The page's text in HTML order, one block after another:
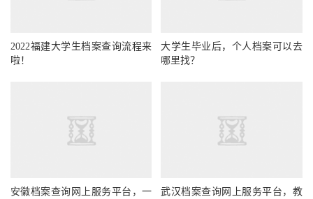
2022福建大学生档案查询流程来
啦！
大学生毕业后，个人档案可以去
哪里找？
安徽档案查询网上服务平台，一
武汉档案查询网上服务平台，教